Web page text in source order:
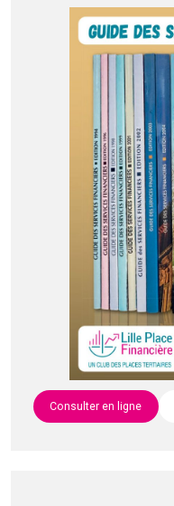
Consulter en ligne